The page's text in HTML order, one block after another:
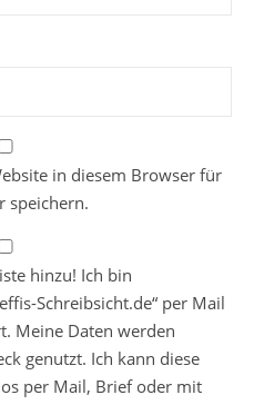
in diesem Browser für
speichern.
hinzu! Ich bin
Schreibsicht.de“ per Mail
Meine Daten werden
genutzt. Ich kann diese
per Mail, Brief oder mit